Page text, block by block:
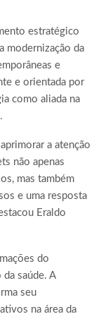
estratégico
modernização da
e
e orientada por
como aliada na
a atenção
não apenas
mas também
e uma resposta
Eraldo
do
saúde. A
seu
na área da